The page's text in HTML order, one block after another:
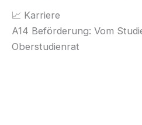
📈 Karriere
A14 Beförderung: Vom
Oberstudienrat